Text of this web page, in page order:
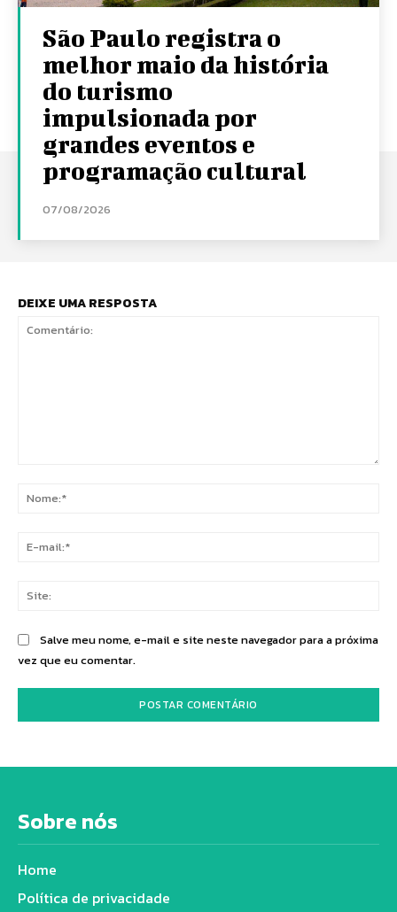
São Paulo registra o
melhor maio da história
do turismo
impulsionada por
grandes eventos e
programação cultural
07/08/2026
DEIXE UMA RESPOSTA
Salve meu nome, e-mail e site neste navegador para a próxima
vez que eu comentar.
Sobre nós
Home
Política de privacidade